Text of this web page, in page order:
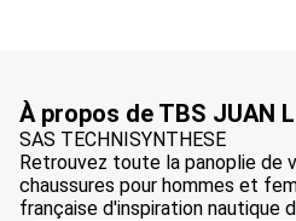
À propos de TBS JUAN
SAS TECHNISYNTHESE
Retrouvez toute la panoplie de
chaussures pour hommes et
française d'inspiration nautique